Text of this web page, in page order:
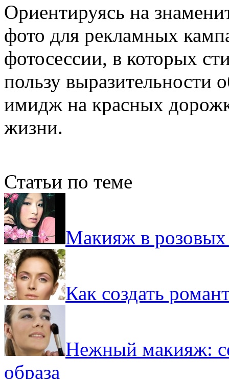
Ориентируясь на
фото для рекламных
фотосессии, в которых
пользу выразительности
имидж на красных
жизни.
Статьи по теме
Макияж в розовых
Как создать
Нежный макияж:
образа